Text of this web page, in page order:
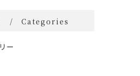
Categories
ー